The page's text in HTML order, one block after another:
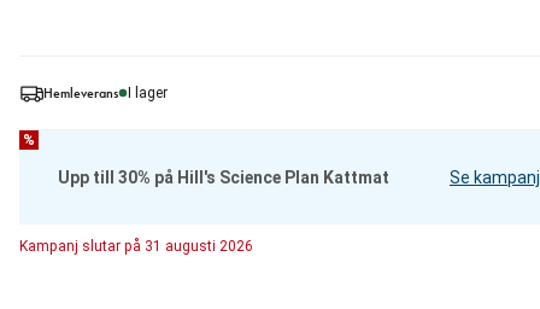
Hemleverans I lager
%
Upp till 30% på Hill's Science Plan Kattmat Se kampanj
Kampanj slutar på 31 augusti 2026